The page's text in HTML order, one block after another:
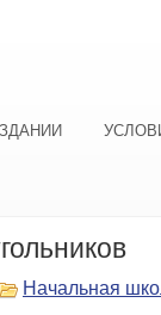
Начальная